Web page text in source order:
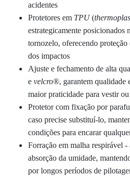
acidentes
Protetores em TPU(
estrategicamente posicionados
tornozelo, oferecendo proteção
dos impactos
Ajuste e fechamento de alta
e velcro®, garantem qualidade
maiorpraticidade para vestir ou
Protetor com fixação por
caso precise substituí-lo,
condições para encarar
Forração em malha respirável
absorção da umidade,
por longos períodos de